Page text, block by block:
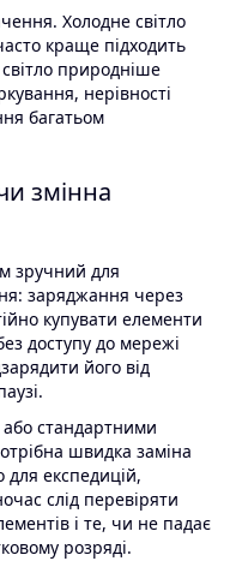
Холодне світло
краще підходить
природніше
нерівності
багатьом
змінна
зручний для
заряджання через
купувати елементи
доступу до мережі
його від
стандартними
швидка заміна
експедицій,
слід перевіряти
і те, чи не падає
розряді.